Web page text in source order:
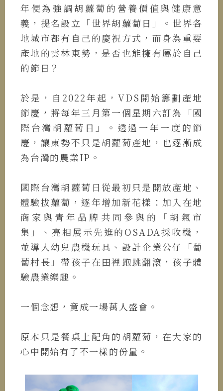
年便為強調胡蘿蔔的營養價值與健康意
義，提名設立「世界胡蘿蔔日」。世界各
地城市都有自己的慶祝方式，而身為重要
產地的雲林東勢，是否也能擁有屬於自己
的節日？
於是，自2022年起，VDS開始籌劃產地
節慶，將每年三月第一個星期六訂為「國
際台灣胡蘿蔔日」。透過一年一度的節
慶，讓東勢不只是胡蘿蔔產地，也逐漸成
為台灣的農業IP。
國際台灣胡蘿蔔日從最初只是開放產地、
體驗拔蘿蔔，逐年增加新花樣：加入在地
商家與青年品牌共同參與的「胡氣市
集」、亮相展示先進的OSADA採收機，
並導入幼兒農機玩具、設計企業公仔「蔔
蔔村長」帶孩子在田裡跑跳翻滾，孩子體
驗農業樂趣。
一個念想，竟成一場萬人盛會。
原本只是餐桌上配角的胡蘿蔔，在大家的
心中開始有了不一樣的份量。